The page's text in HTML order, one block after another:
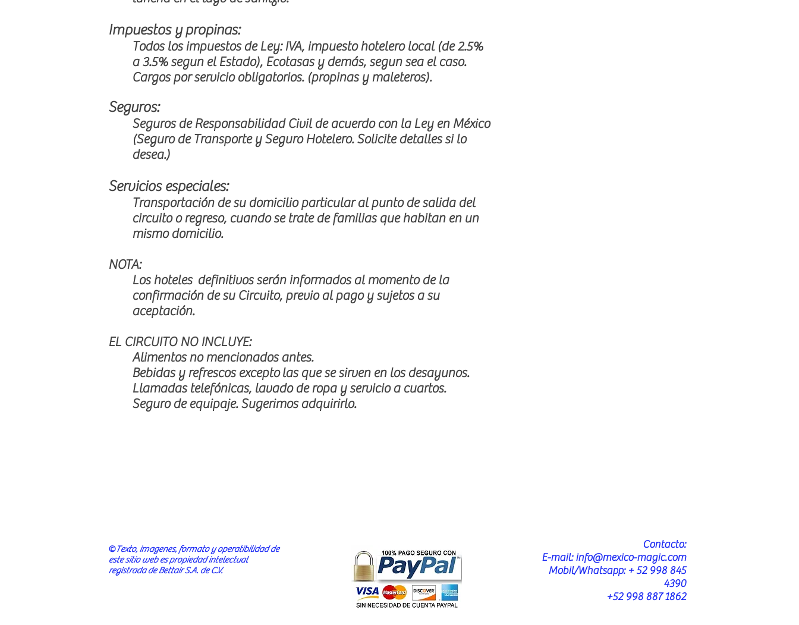
Impuestos y propinas:
Todos los impuestos de Ley: IVA, impuesto hotelero local (de 2.5%
a 3.5% segun el Estado), Ecotasas y demás, segun sea el caso.
Cargos por servicio obligatorios. (propinas y maleteros).
Seguros:
Seguros de Responsabilidad Civil de acuerdo con la Ley en México
(Seguro de Transporte y Seguro Hotelero. Solicite detalles si lo
desea.)
Servicios especiales:
Transportación de su domicilio particular al punto de salida del
circuito o regreso, cuando se trate de familias que habitan en un
mismo domicilio.
NOTA:
Los hoteles definitivos serán informados al momento de la
confirmación de su Circuito, previo al pago y sujetos a su
aceptación.
EL CIRCUITO NO INCLUYE:
Alimentos no mencionados antes.
Bebidas y refrescosexceptolas que se sirven en los desayunos.
Llamadastelefónicas, lavado de ropa y servicio a cuartos.
Seguro de equipaje. Sugerimos adquirirlo.
©Texto, imagenes, formato y operatibilidad de
este sitio web es propiedad intelectual
registrada de Bettair S.A. de C.V.
Contacto:
E-mail:info@mexico-magic.com
Mobil/Whatsapp: + 52 998 845
4390
+52 998 887 1862